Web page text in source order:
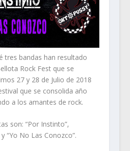
tres bandas han resultado
Rock Fest que se
27 y 28 de Julio de 2018
que se consolida año
a los amantes de rock.
son: “Por Instinto”,
“Yo No Las Conozco”.